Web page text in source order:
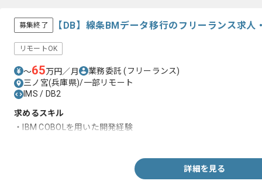
募集終了 【DB】線条BMデータ移行のフリーランス求人
リモートOK
〜65万円／月 業務委託(フリーランス)
三ノ宮(兵庫県)/一部リモート
IMS / DB2
求めるスキル
・IBM COBOLを用いた開発経験
詳細を見る